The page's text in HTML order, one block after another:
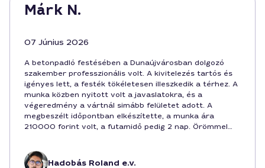
Márk N.
07 Június 2026
A betonpadló festésében a Dunaújvárosban dolgozó
szakember professzionális volt. A kivitelezés tartós és
igényes lett, a festék tökéletesen illeszkedik a térhez. A
munka közben nyitott volt a javaslatokra, és a
végeredmény a vártnál simább felületet adott. A
megbeszélt időpontban elkészítette, a munka ára
210000 forint volt, a futamidő pedig 2 nap. Örömmel
megoldást.Hadobás Roland e.v.